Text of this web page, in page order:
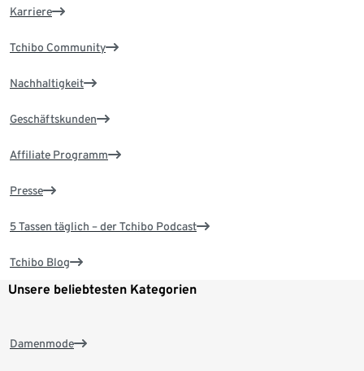
Karriere
Tchibo Community
Nachhaltigkeit
Geschäftskunden
Affiliate Programm
Presse
5 Tassen täglich – der Tchibo Podcast
Tchibo Blog
Unsere beliebtesten Kategorien
Damenmode